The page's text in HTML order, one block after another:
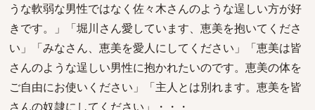
うな軟弱な男性ではなく佐々木さんのような逞しい方が好
きです。」「堀川さん愛しています、恵美を抱いてくださ
い」「みなさん、恵美を愛人にしてください」「恵美は皆
さんのような逞しい男性に抱かれたいのです。恵美の体を
ご自由にお使いください」「主人とは別れます。恵美を皆
さんの奴隷にしてください」・・・